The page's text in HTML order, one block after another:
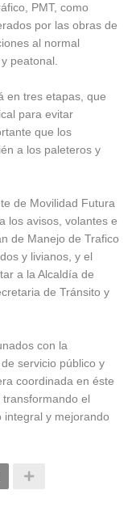
PMT, como
por las obras de
al normal
peatonal.
en tres etapas, que
para evitar
que los
a los paleteros y
de Movilidad Futura
los avisos, volantes e
de Manejo de Trafico
y livianos, y el
a la Alcaldía de
de Tránsito y
con la
servicio público y
coordinada en éste
el
y mejorando